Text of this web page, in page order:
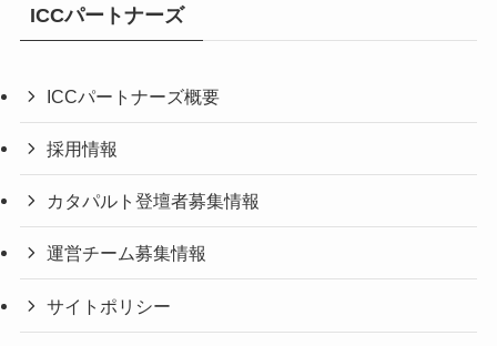
ICCパートナーズ
ICCパートナーズ概要
採用情報
カタパルト登壇者募集情報
運営チーム募集情報
サイトポリシー